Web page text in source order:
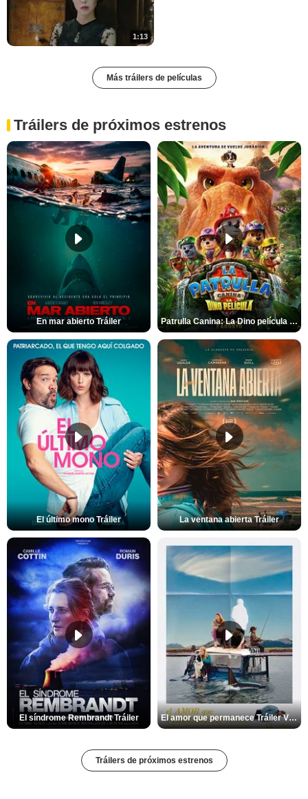
1:13
Más tráilers de películas
Tráilers de próximos estrenos
En mar abierto Tráiler Patrulla Canina: La Dino película Tráiler VO
El último mono Tráiler La ventana abierta Tráiler
El síndrome Rembrandt Tráiler El amor que permanece Tráiler VOSE
Tráilers de próximos estrenos